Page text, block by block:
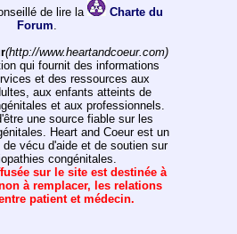
de lire la
Charte du
Forum.
(http://www.heartandcoeur.com)
qui fournit des informations
et des ressources aux
aux enfants atteints de
et aux professionnels.
une source fiable sur les
Heart and Coeur est un
vécu d'aide et de soutien sur
congénitales.
sur le site est destinée à
à remplacer, les relations
patient et médecin.